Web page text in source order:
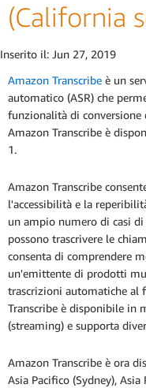
(California
Inserito il: Jun 27, 2019
Amazon Transcribe è un
automatico (ASR) che
funzionalità di conversione
Amazon Transcribe è
1.
Amazon Transcribe
l'accessibilità e la
un ampio numero di casi
possono trascrivere le
consenta di comprendere
un'emittente di prodotti
trascrizioni automatiche al
Transcribe è disponibile in
(streaming) e supporta
Amazon Transcribe è ora
Asia Pacifico (Sydney),